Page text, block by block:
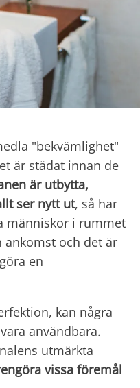
"bekvämlighet"
är städat innan de
är utbytta,
ser nytt ut, så har
människor i rummet
och det är
en
kan några
användbara.
utmärkta
vissa föremål